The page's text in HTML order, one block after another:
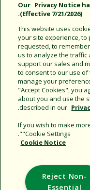
الملحقات والأدوات
Our Privacy Notice
(Effective 7/21/2026).
This website uses
your site experience, to
requested, to
us to analyze the traffic
support our sales and
to consent to our use
manage your
"Accept Cookies", you
about you and use the
described in our
.
If you wish to make
"Cookie Settings".
Cookie Notice
Reject Non-
Essential